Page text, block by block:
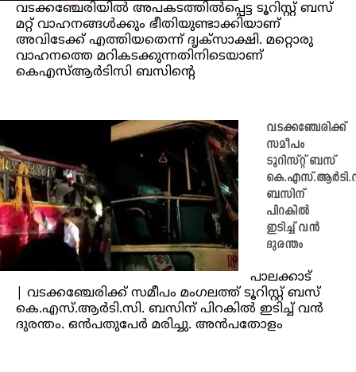
വടക്കഞ്ചേരിയില്‍ അപകടത്തില്‍പ്പെട്ട ടൂറിസ്റ്റ് ബസ്
മറ്റ് വാഹനങ്ങള്‍ക്കും ഭീതിയുണ്ടാക്കിയാണ്
അവിടേക്ക് എത്തിയതെന്ന് ദൃക്സാക്ഷി. മറ്റൊരു
വാഹനത്തെ മറികടക്കുന്നതിനിടെയാണ്
കെഎസ്‌ആര്‍ടിസി ബസിന്‍റെ
വടക്കഞ്ചേരിക്ക്
സമീപം
ടൂറിസ്റ്റ് ബസ്
ബസിന്
പിറകില്‍
ഇടിച്ച്‌ വന്‍
ദുരന്തം
പാലക്കാട്
| വടക്കഞ്ചേരിക്ക് സമീപം മംഗലത്ത് ടൂറിസ്റ്റ് ബസ്
കെ.എസ്.ആര്‍ടി.സി. ബസിന് പിറകില്‍ ഇടിച്ച്‌ വന്‍
ദുരന്തം. ഒന്‍പതുപേര്‍ മരിച്ചു. അന്‍പതോളം